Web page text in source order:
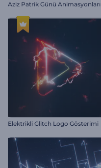
Aziz Patrik Günü Animasyonları
Elektrikli Glitch Logo Gösterimi